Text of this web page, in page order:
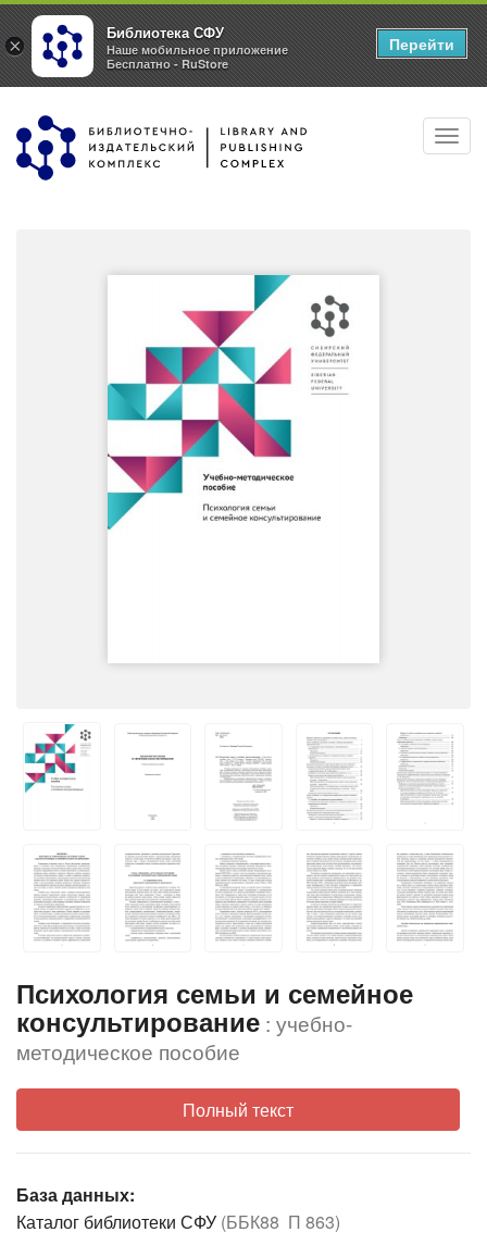
Перейти
основному
Психология семьи и семейное
консультирование : учебно-
методическое пособие
Полный текст
База данных:
Каталог библиотеки СФУ (ББК88 П 863)
×
Библиотека СФУ
Наше мобильное приложение
Бесплатно - RuStore
Перейти